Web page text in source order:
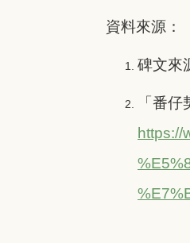
資料來源：
碑文來
「番
https://